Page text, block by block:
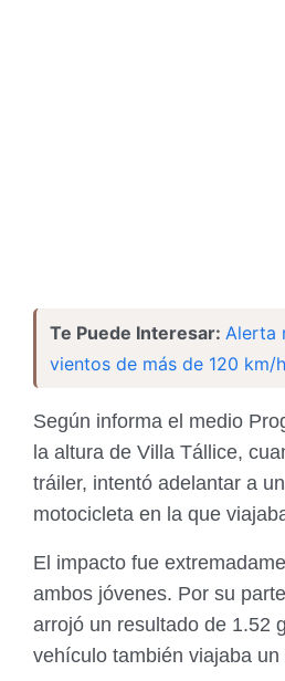
Te Puede Interesar: Alerta
vientos de más de 120 km/h
Según informa el medio
la altura de Villa Tállice,
tráiler, intentó adelantar a
motocicleta en la que
El impacto fue
ambos jóvenes. Por su
arrojó un resultado de 1.52
vehículo también viajaba